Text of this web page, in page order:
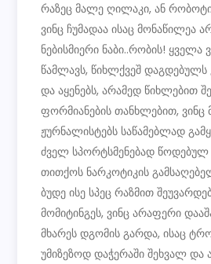
რაზეც მალე ღილაკი, ან
ვინც ჩუმადაა ისაც მონაწილეა
ნებისმიერი ნაბი..რობის! ყველა
წამლავს, წიხლქვეშ
და აყენებს, არამედ წიხლებით
ფორმიანების თანხლებით, ვინც
ჟურნალისტებს საწამებლად
ძველ სპორტსმენებად წოდებულ
თითქოს ნარკოტიკის
ბუდე ისე სპეც რაზმით
მომიტინგეს, ვინც არაფერი
მხარეს დგომის გარდა, ისაც
უმიზეზოდ დაჭერაში შეხვალ და